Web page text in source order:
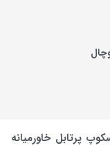
پرتابل خاورمیانه